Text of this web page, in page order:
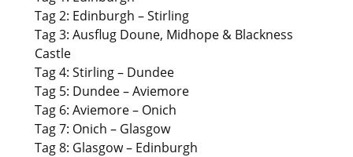
Tag 2: Edinburgh – Stirling
Tag 3: Ausflug Doune, Midhope & Blackness
Castle
Tag 4: Stirling – Dundee
Tag 5: Dundee – Aviemore
Tag 6: Aviemore – Onich
Tag 7: Onich – Glasgow
Tag 8: Glasgow – Edinburgh